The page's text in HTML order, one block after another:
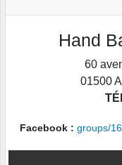
Hand
60
01500
Facebook : groups/